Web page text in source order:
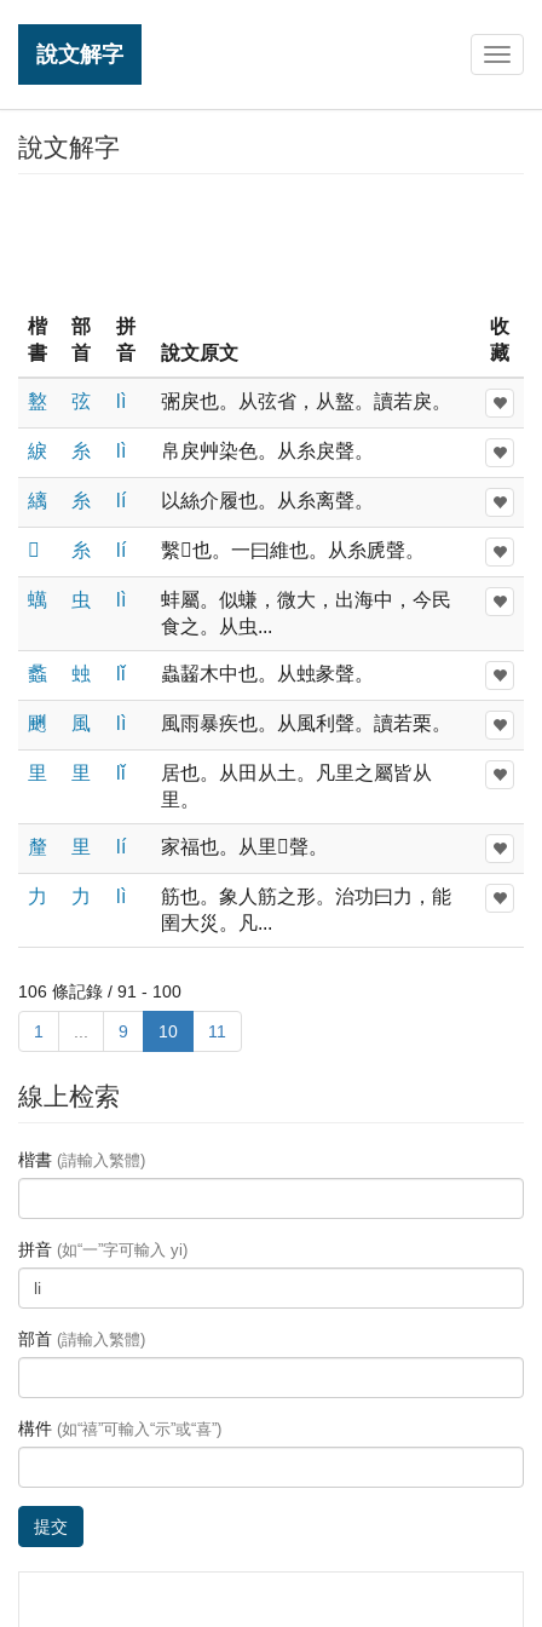
說文解字
說文解字
楷
書
部
首
拼
音
說文原文
收
藏
盭 弦 lì 弻戾也。从弦省，从盩。讀若戾。
綟 糸 lì 帛戾艸染色。从糸戾聲。
縭 糸 lí 以絲介履也。从糸离聲。
𦃇 糸 lí 繫𦃇也。一曰維也。从糸虒聲。
蠇 虫 lì
蚌屬。似螊，微大，出海中，今民
食之。从虫...
蠡 䖵 lǐ 蟲齧木中也。从䖵彖聲。
䬆 風 lì 風雨暴疾也。从風利聲。讀若栗。
里 里 lǐ
居也。从田从土。凡里之屬皆从
里。
釐 里 lí 家福也。从里𠩺聲。
力 力 lì
筋也。象人筋之形。治功曰力，能
圉大災。凡...
106 條記錄 / 91 - 100
1 9 10 11
線上检索
楷書 (請輸入繁體)
拼音 (如“一”字可輸入 yi)
部首 (請輸入繁體)
構件 (如“禧”可輸入“示”或“喜”)
提交